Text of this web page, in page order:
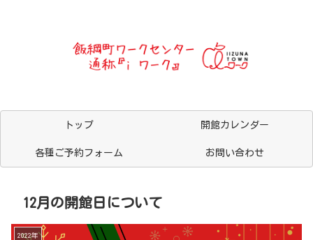
トップ 開館カレンダー
各種ご予約フォーム お問い合わせ
12月の開館日について
2022年